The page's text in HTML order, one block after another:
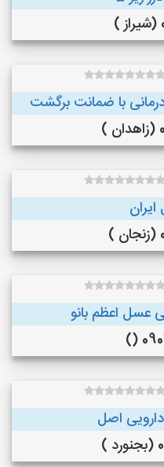
با ضمانت برگشت
عسل اعظم بانو
اصل
)